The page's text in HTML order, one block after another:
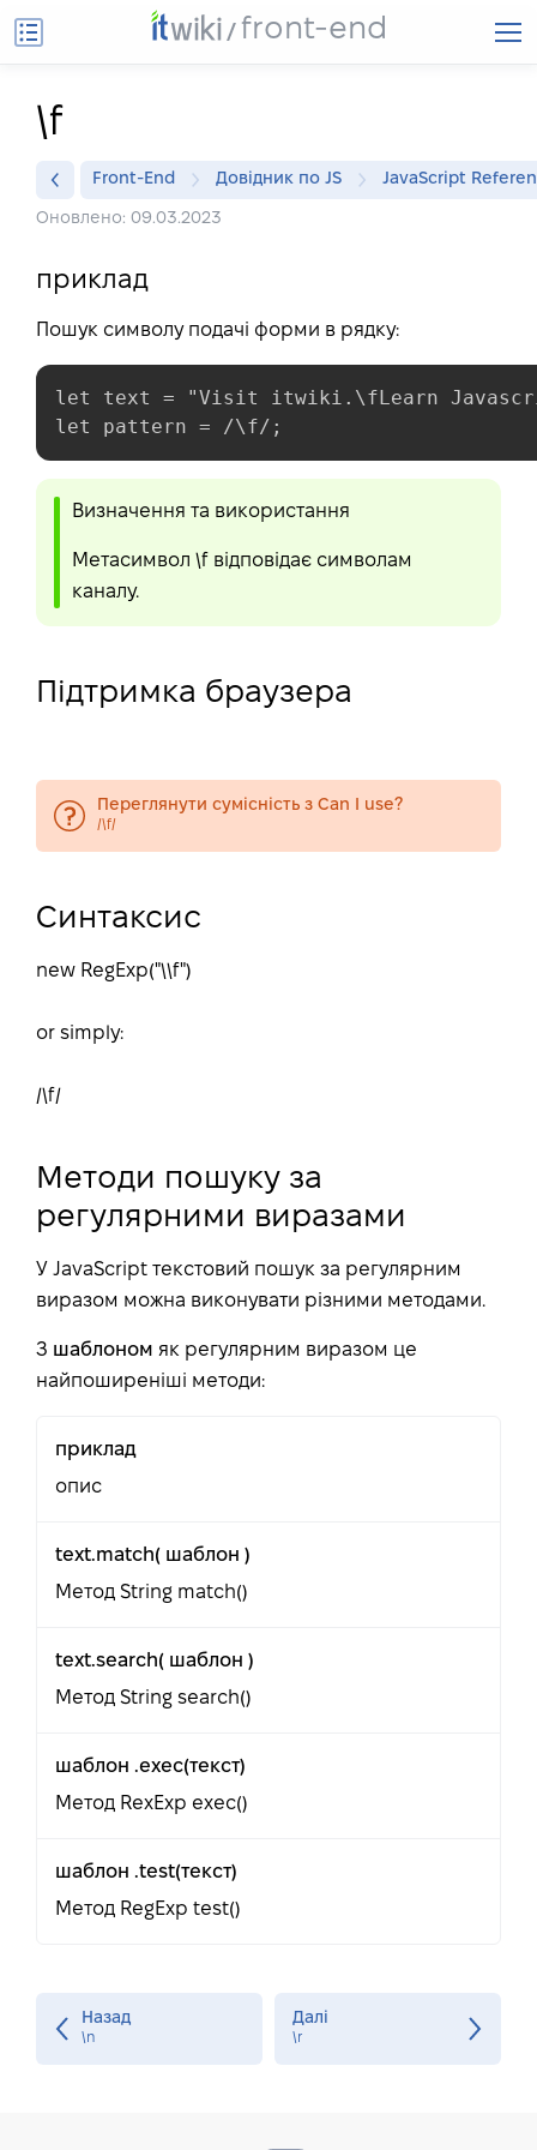
front-end
\f
Front-End Довідник по JS JavaScript
Оновлено: 09.03.2023
приклад
Пошук символу подачі форми в рядку:
let text = "Visit itwiki.\fLearn
let pattern = /\f/;
Визначення та використання
Метасимвол \f відповідає символам
каналу.
Підтримка браузера
Переглянути сумісність з Can I use?
/\f/
Синтаксис
new RegExp("\\f")
or simply:
/\f/
Методи пошуку за
регулярними виразами
У JavaScript текстовий пошук за регулярним
виразом можна виконувати різними методами.
З шаблоном як регулярним виразом це
найпоширеніші методи:
приклад
опис
text.match( шаблон )
Метод String match()
text.search( шаблон )
Метод String search()
шаблон .exec(текст)
Метод RexExp exec()
шаблон .test(текст)
Метод RegExp test()
Назад
\n
Далі
\r